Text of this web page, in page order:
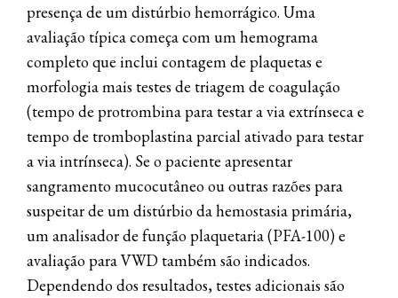
presença de um distúrbio hemorrágico. Uma
avaliação típica começa com um hemograma
completo que inclui contagem de plaquetas e
morfologia mais testes de triagem de coagulação
(tempo de protrombina para testar a via extrínseca e
tempo de tromboplastina parcial ativado para testar
a via intrínseca). Se o paciente apresentar
sangramento mucocutâneo ou outras razões para
suspeitar de um distúrbio da hemostasia primária,
um analisador de função plaquetaria (PFA-100) e
avaliação para VWD também são indicados.
Dependendo dos resultados, testes adicionais são